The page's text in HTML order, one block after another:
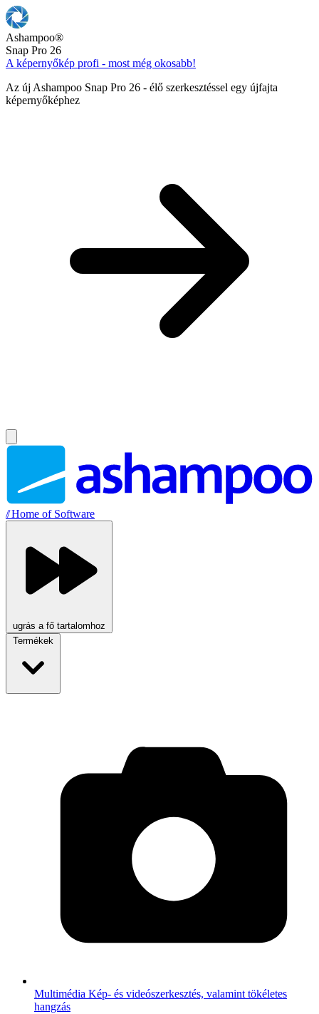
Ashampoo®
Snap Pro 26
A képernyőkép profi - most még okosabb!
Az új Ashampoo Snap Pro 26 - élő szerkesztéssel egy újfajta
képernyőképhez
//Home of Software
ugrás a fő tartalomhoz
Termékek
Multimédia Kép- és videószerkesztés, valamint tökéletes
hangzás